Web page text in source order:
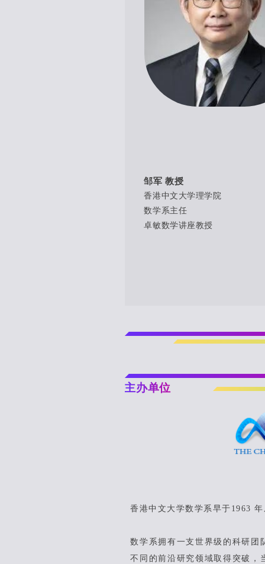
邹军 教授
香港中文大学理学院
数学系主任
卓敏数学讲座教授
主办单位
香港中文大学数学系早于1963
数学系拥有一支世界级的科研团
不同的前沿研究领域取得突破，